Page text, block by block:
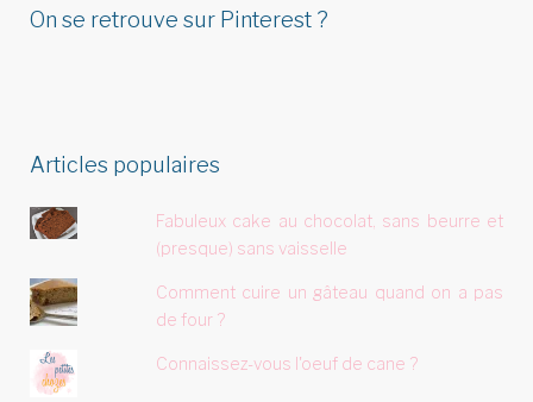
On se retrouve sur Pinterest ?
Articles populaires
Fabuleux cake au chocolat, sans beurre et
(presque) sans vaisselle
Comment cuire un gâteau quand on a pas
de four ?
Connaissez-vous l'oeuf de cane ?